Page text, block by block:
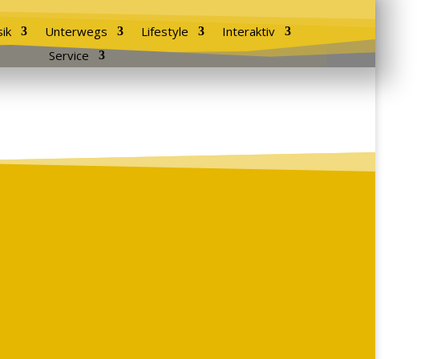
Unterwegs Lifestyle
Interaktiv
Service